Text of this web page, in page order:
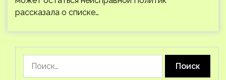
рассказала о списке…